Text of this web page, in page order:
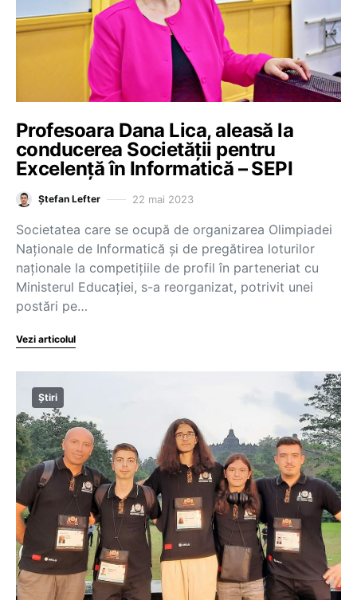
Profesoara Dana Lica, aleasă la
conducerea Societății pentru
Excelență în Informatică – SEPI
Ștefan Lefter 22 mai 2023
Societatea care se ocupă de organizarea Olimpiadei
Naționale de Informatică și de pregătirea loturilor
naționale la competițiile de profil în parteneriat cu
Ministerul Educației, s-a reorganizat, potrivit unei
postări pe…
Vezi articolul
Știri